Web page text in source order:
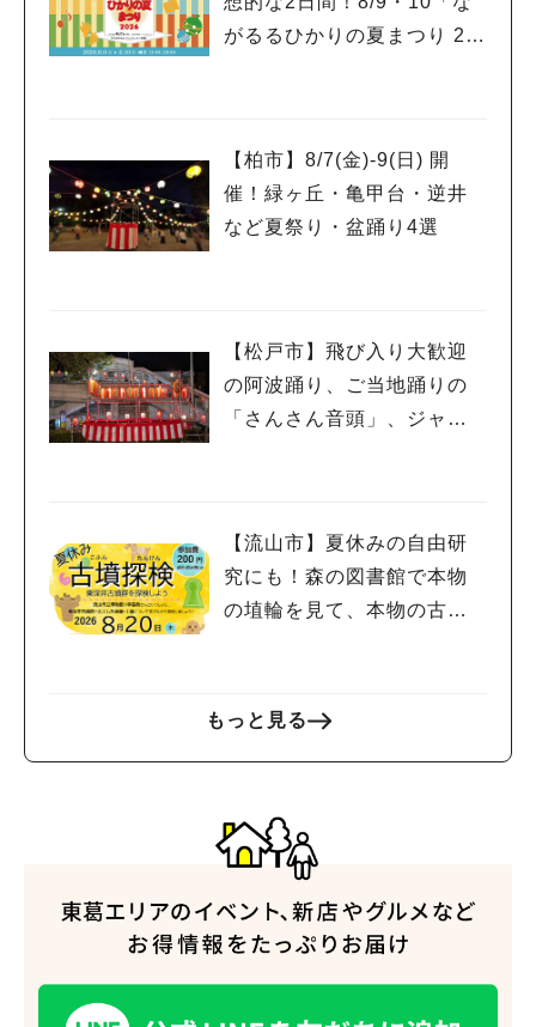
がるるひかりの夏まつり 20
【柏市】8/7(金)‐9(日) 開
催！緑ヶ丘・亀甲台・逆井
など夏祭り・盆踊り4選
【松戸市】飛び入り大歓迎
の阿波踊り、ご当地踊りの
「さんさん音頭」、ジャ
【流山市】夏休みの自由研
究にも！森の図書館で本物
の埴輪を見て、本物の古墳
もっと見る